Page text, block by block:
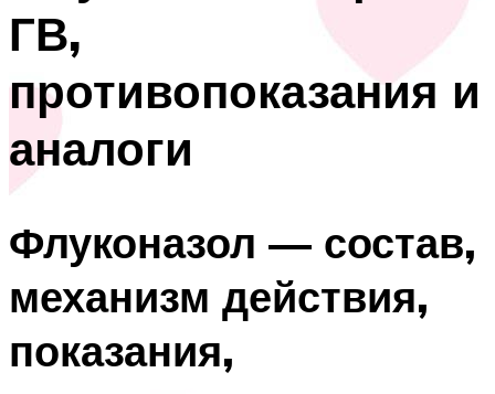
ГВ,
противопоказания и
аналоги
Флуконазол — состав,
механизм действия,
показания,